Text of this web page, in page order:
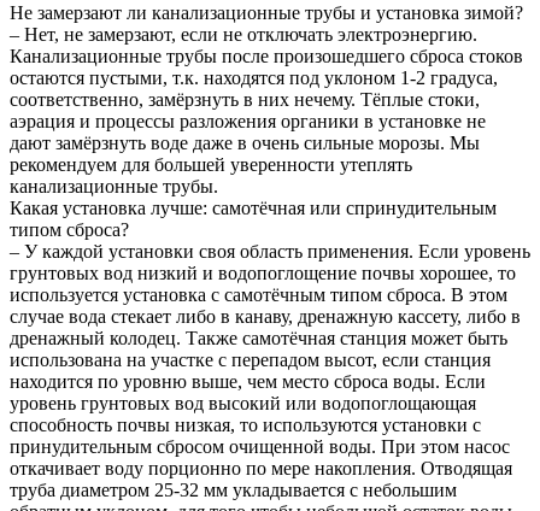
Не замерзают ли канализационные трубы и установка зимой?
– Нет, не замерзают, если не отключать электроэнергию.
Канализационные трубы после произошедшего сброса стоков
остаются пустыми, т.к. находятся под уклоном 1-2 градуса,
соответственно, замёрзнуть в них нечему. Тёплые стоки,
аэрация и процессы разложения органики в установке не
дают замёрзнуть воде даже в очень сильные морозы. Мы
рекомендуем для большей уверенности утеплять
канализационные трубы.
Какая установка лучше: самотёчная или спринудительным
типом сброса?
– У каждой установки своя область применения. Если уровень
грунтовых вод низкий и водопоглощение почвы хорошее, то
используется установка с самотёчным типом сброса. В этом
случае вода стекает либо в канаву, дренажную кассету, либо в
дренажный колодец. Также самотёчная станция может быть
использована на участке с перепадом высот, если станция
находится по уровню выше, чем место сброса воды. Если
уровень грунтовых вод высокий или водопоглощающая
способность почвы низкая, то используются установки с
принудительным сбросом очищенной воды. При этом насос
откачивает воду порционно по мере накопления. Отводящая
труба диаметром 25-32 мм укладывается с небольшим